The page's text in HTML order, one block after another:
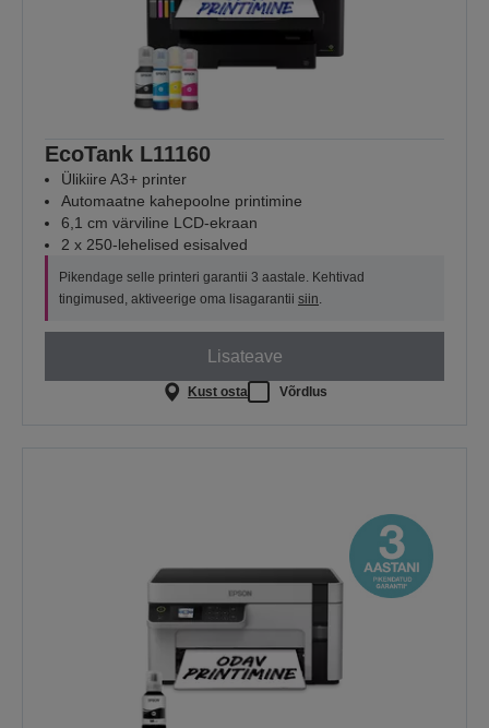
EcoTank L11160
Ülikiire A3+ printer
Automaatne kahepoolne printimine
6,1 cm värviline LCD-ekraan
2 x 250-lehelised esisalved
Pikendage selle printeri garantii 3 aastale. Kehtivad
tingimused, aktiveerige oma lisagarantii siin.
Lisateave
Kust osta Võrdlus